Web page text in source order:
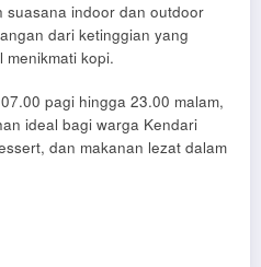
suasana indoor dan outdoor
dari ketinggian yang
menikmati kopi.
pagi hingga 23.00 malam,
ideal bagi warga Kendari
dan makanan lezat dalam